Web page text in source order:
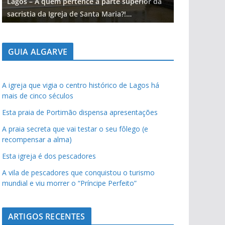
sacristia da Igreja de Santa Maria?!…
GUIA ALGARVE
A igreja que vigia o centro histórico de Lagos há
mais de cinco séculos
Esta praia de Portimão dispensa apresentações
A praia secreta que vai testar o seu fôlego (e
recompensar a alma)
Esta igreja é dos pescadores
A vila de pescadores que conquistou o turismo
mundial e viu morrer o “Príncipe Perfeito”
ARTIGOS RECENTES